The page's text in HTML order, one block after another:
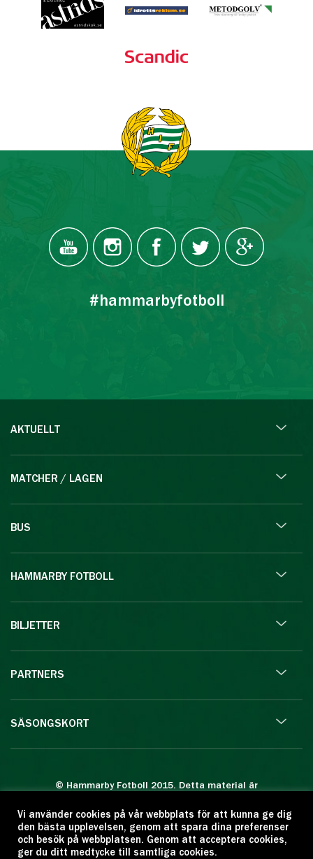
#hammarbyfotboll
AKTUELLT
MATCHER / LAGEN
BUS
HAMMARBY FOTBOLL
BILJETTER
PARTNERS
SÄSONGSKORT
© Hammarby Fotboll 2015. Detta material är
Eftertryck eller annan kopiering är förbjuden.
Citera oss gärna men ange källan:
www.hammarbyfotboll.se. Ansvarig utgivare:
Vi använder cookies på vår webbplats för att kunna ge dig
den bästa upplevelsen, genom att spara dina preferenser
och besök på webbplatsen. Genom att acceptera cookies,
ger du ditt medtycke till samtliga cookies.